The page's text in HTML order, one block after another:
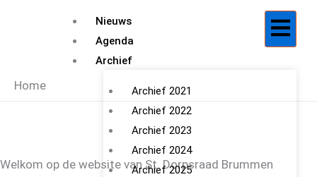
Nieuws
Agenda
Archief
Archief 2021
Archief 2022
Archief 2023
Archief 2024
Archief 2025
Home
Welkom op de website van St. Dorpsraad Brummen